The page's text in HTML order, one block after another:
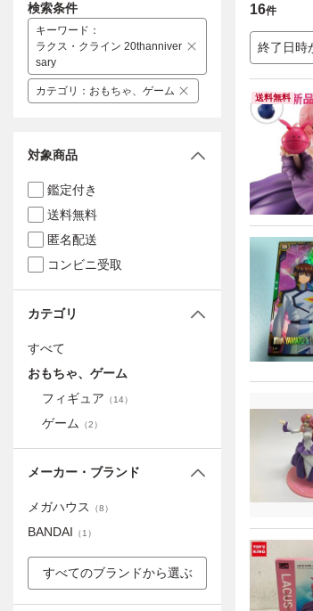
16件
終了日時
送料無料
検索条件
キーワード ：
ラクス・クライン 20thanniver
sary
カテゴリ ： おもちゃ、ゲーム
対象商品
鑑定付き
送料無料
匿名配送
コンビニ受取
カテゴリ
すべて
おもちゃ、ゲーム
フィギュア （14）
ゲーム （2）
メーカー・ブランド
メガハウス （8）
BANDAI （1 ）
すべてのブランドから選ぶ